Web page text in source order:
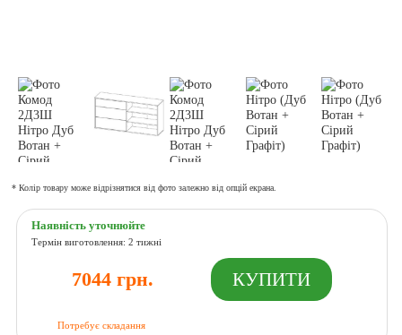
* Колір товару може відрізнятися від фото залежно від опцій екрана.
Наявність уточнюйте
Термін виготовлення: 2 тижні
7044 грн.
Потребує складання